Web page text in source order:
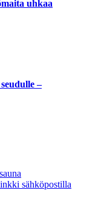
uhkaa
–
sauna
sähköpostilla